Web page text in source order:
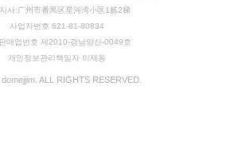
사:广州市番禺区星河湾小区1栋2梯
사업자번호 621-81-80834
매업번호 제2010-경남양산-0049호
개인정보관리책임자 이재동
ALL RIGHTS RESERVED.